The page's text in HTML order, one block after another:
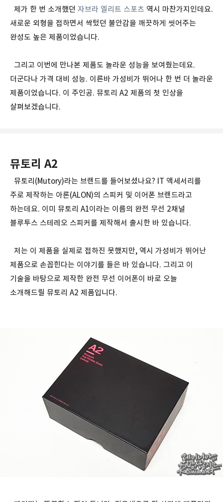
제가 한 번 소개했던 자브라 엘리트 스포츠 역시 마찬가지인데요.
새로운 외형을 접하면서 싹텄던 불안감을 깨끗하게 씻어주는
완성도 높은 제품이었습니다.
그리고 이번에 만나본 제품도 놀라운 성능을 보여줬는데요.
더군다나 가격 대비 성능. 이른바 가성비가 뛰어나 한 번 더 놀라운
제품이었습니다. 이 주인공. 뮤토리 A2 제품의 첫 인상을
살펴보겠습니다.
뮤토리 A2
뮤토리(Mutory)라는 브랜드를 들어보셨나요? IT 액세서리를
주로 제작하는 아론(ALON)의 스피커 및 이어폰 브랜드라고
하는데요. 이미 뮤토리 A1이라는 이름의 완전 무선 2채널
블루투스 스테레오 스피커를 제작해서 출시한 바 있습니다.
저는 이 제품을 실제로 접하진 못했지만, 역시 가성비가 뛰어난
제품으로 손꼽힌다는 이야기를 들은 바 있습니다. 그리고 이
기술을 바탕으로 제작한 완전 무선 이어폰이 바로 오늘
소개해드릴 뮤토리 A2 제품입니다.